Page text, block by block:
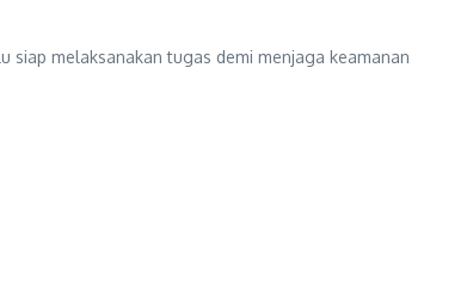
siap melaksanakan tugas demi menjaga keamanan